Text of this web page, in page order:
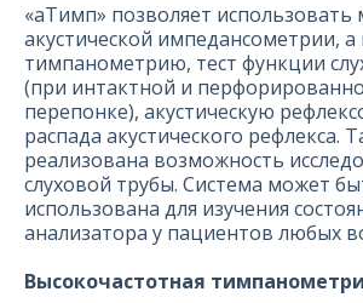
«аТимп» позволяет использовать
акустической импедансометрии,
тимпанометрию, тест функции
(при интактной и
перепонке), акустическую
распада акустического рефлекса.
реализована возможность
слуховой трубы. Система может
использована для изучения
анализатора у пациентов любых
Высокочастотная